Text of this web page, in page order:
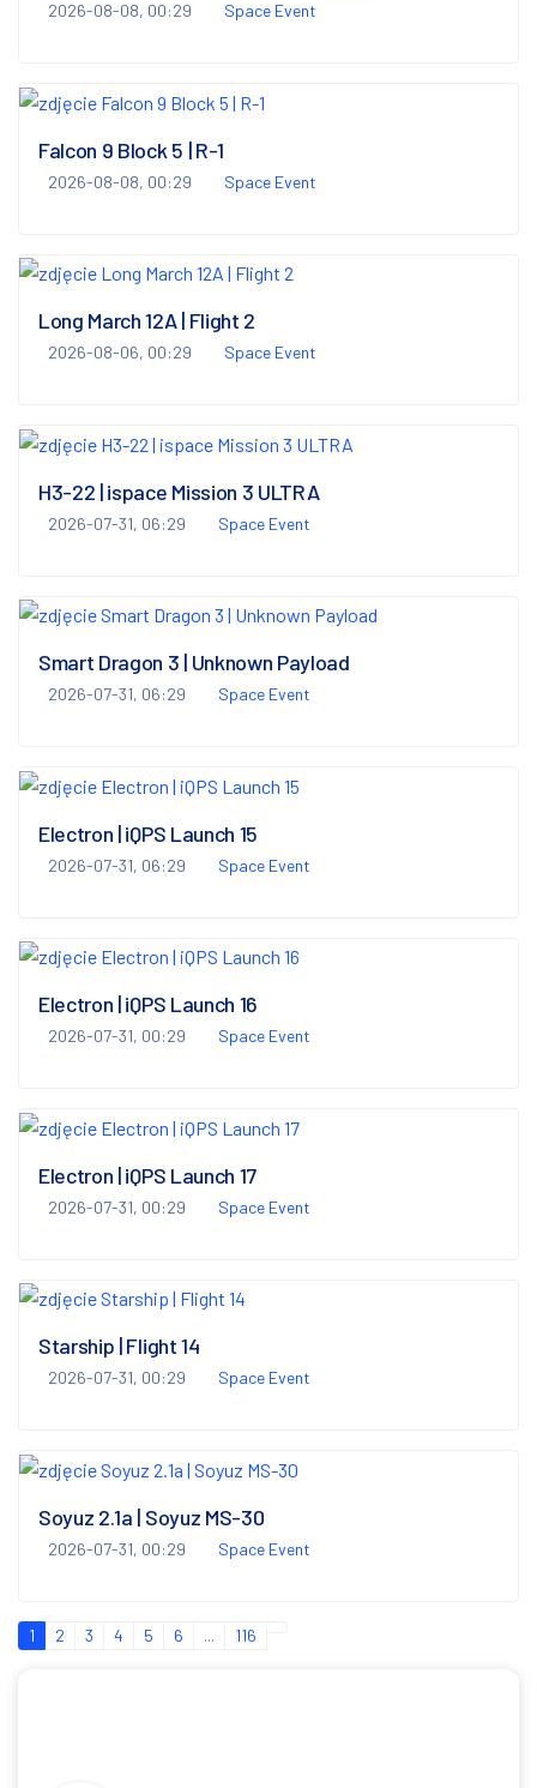
2026-08-08, 00:29 Space Event
Falcon 9 Block 5 | R-1
2026-08-08, 00:29 Space Event
Long March 12A | Flight 2
2026-08-06, 00:29 Space Event
H3-22 | ispace Mission 3 ULTRA
2026-07-31, 06:29 Space Event
Smart Dragon 3 | Unknown Payload
2026-07-31, 06:29 Space Event
Electron | iQPS Launch 15
2026-07-31, 06:29 Space Event
Electron | iQPS Launch 16
2026-07-31, 00:29 Space Event
Electron | iQPS Launch 17
2026-07-31, 00:29 Space Event
Starship | Flight 14
2026-07-31, 00:29 Space Event
Soyuz 2.1a | Soyuz MS-30
2026-07-31, 00:29 Space Event
1 2 3 4 5 6 ... 116